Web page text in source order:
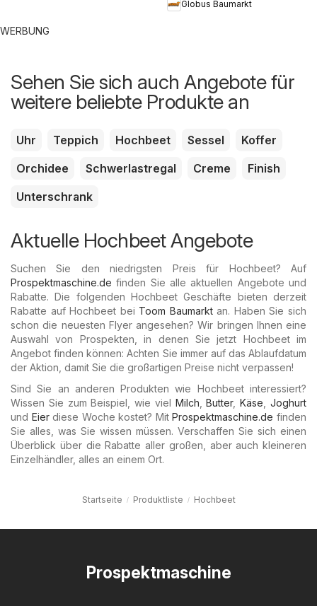
Globus Baumarkt
WERBUNG
Sehen Sie sich auch Angebote für
weitere beliebte Produkte an
Uhr Teppich Hochbeet Sessel
Koffer
Orchidee
Schwerlastregal Creme
Finish
Unterschrank
Aktuelle Hochbeet Angebote
Suchen Sie den niedrigsten Preis für Hochbeet? Auf
Prospektmaschine.de finden Sie alle aktuellen Angebote und
Rabatte. Die folgenden Hochbeet Geschäfte bieten derzeit
Rabatte auf Hochbeet bei Toom Baumarktan. Haben Sie sich
schon die neuesten Flyer angesehen? Wir bringen Ihnen eine
Auswahl von Prospekten, in denen Sie jetzt Hochbeet im
Angebot finden können: Achten Sie immer auf das Ablaufdatum
der Aktion, damit Sie die großartigen Preise nicht verpassen!
Sind Sie an anderen Produkten wie Hochbeet interessiert?
Wissen Sie zum Beispiel, wie viel Milch ,Butter,Käse ,Joghurt
und Eierdiese Woche kostet? MitProspektmaschine.de finden
Sie alles, was Sie wissen müssen. Verschaffen Sie sich einen
Überblick über die Rabatte aller großen, aber auch kleineren
Einzelhändler, alles an einem Ort.
Startseite Produktliste Hochbeet
Prospektmaschine